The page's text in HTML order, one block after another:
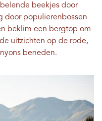
beekjes door
door populierenbossen
beklim een ​​bergtop om
uitzichten op de rode,
beneden.